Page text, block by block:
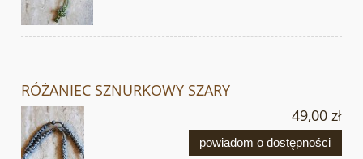
RÓŻANIEC SZNURKOWY SZARY
49,00 zł
powiadom o dostępności